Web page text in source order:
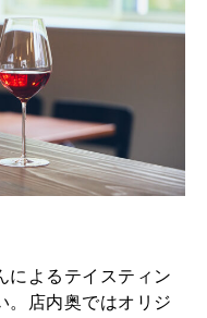
によるテイスティン
。店内奥ではオリジ